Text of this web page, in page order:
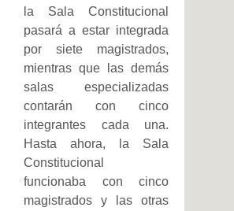
la Sala Constitucional
pasará a estar integrada
por siete magistrados,
mientras que las demás
salas especializadas
contarán con cinco
integrantes cada una.
Hasta ahora, la Sala
Constitucional
funcionaba con cinco
magistrados y las otras